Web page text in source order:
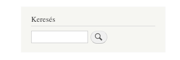
Keresés
Keresés